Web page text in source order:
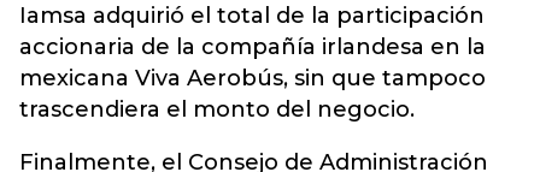
Iamsa adquirió el total de la participación
accionaria de la compañía irlandesa en la
mexicana Viva Aerobús, sin que tampoco
trascendiera el monto del negocio.
Finalmente, el Consejo de Administración